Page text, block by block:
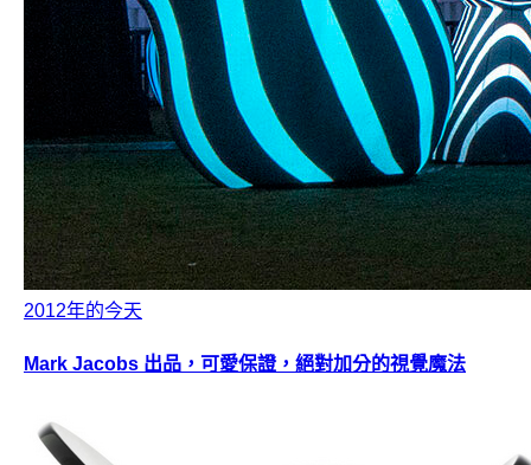
2012年的今天
Mark Jacobs 出品，可愛保證，絕對加分的視覺魔法